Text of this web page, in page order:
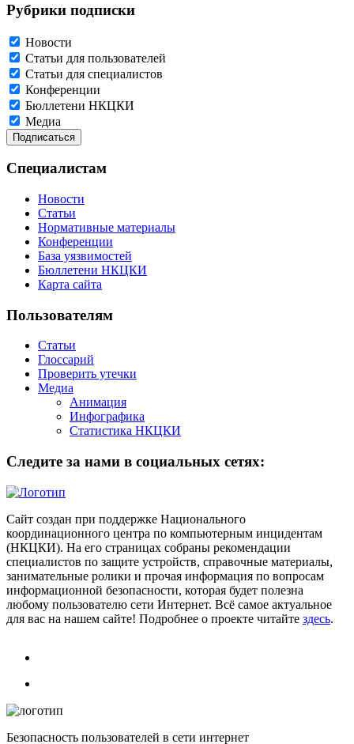
Рубрики подписки
Новости
Статьи для пользователей
Статьи для специалистов
Конференции
Бюллетени НКЦКИ
Медиа
Специалистам
Новости
Статьи
Нормативные материалы
Конференции
База уязвимостей
Бюллетени НКЦКИ
Карта сайта
Пользователям
Статьи
Глоссарий
Проверить утечки
Медиа
Анимация
Инфографика
Статистика НКЦКИ
Следите за нами в социальных сетях:
Сайт создан при поддержке Национального
координационного центра по компьютерным инцидентам
(НКЦКИ). На его страницах собраны рекомендации
специалистов по защите устройств, справочные материалы,
занимательные ролики и прочая информация по вопросам
информационной безопасности, которая будет полезна
любому пользователю сети Интернет. Всё самое актуальное
для вас на нашем сайте! Подробнее о проекте читайте здесь.
Безопасность пользователей в сети интернет